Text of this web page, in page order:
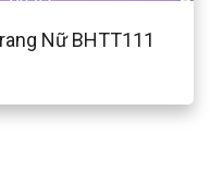
Nữ BHTT111